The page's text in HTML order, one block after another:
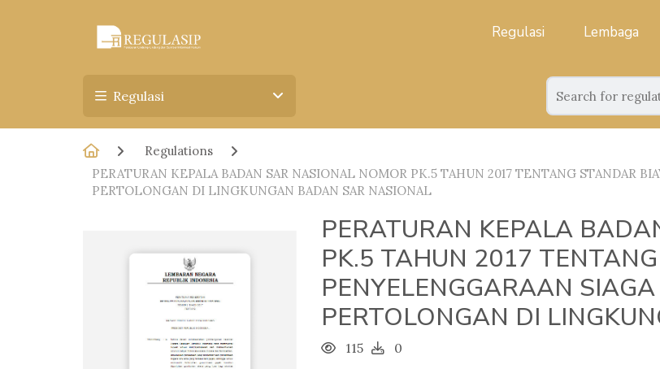
Regulasi Lembaga
Regulasi
Regulations
PERATURAN KEPALA BADAN SAR NASIONAL NOMOR PK.5 TAHUN 2017 TENTANG STANDAR
PERTOLONGAN DI LINGKUNGAN BADAN SAR NASIONAL
PERATURAN KEPALA
PK.5 TAHUN 2017
PENYELENGGARAAN
PERTOLONGAN DI
115
0